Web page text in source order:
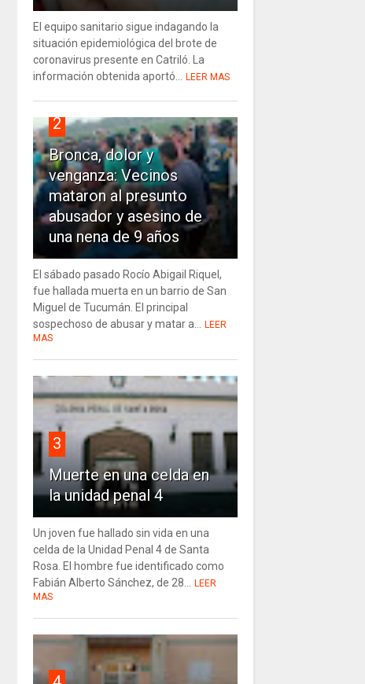
El equipo sanitario sigue indagando la
situación epidemiológica del brote de
coronavirus presente en Catriló. La
información obtenida aportó... LEER MAS
2
Bronca, dolor y
venganza: Vecinos
mataron al presunto
abusador y asesino de
una nena de 9 años
El sábado pasado Rocío Abigail Riquel,
fue hallada muerta en un barrio de San
Miguel de Tucumán. El principal
sospechoso de abusar y matar a... LEER
MAS
3
Muerte en una celda en
la unidad penal 4
Un joven fue hallado sin vida en una
celda de la Unidad Penal 4 de Santa
Rosa. El hombre fue identificado como
Fabián Alberto Sánchez, de 28... LEER
MAS